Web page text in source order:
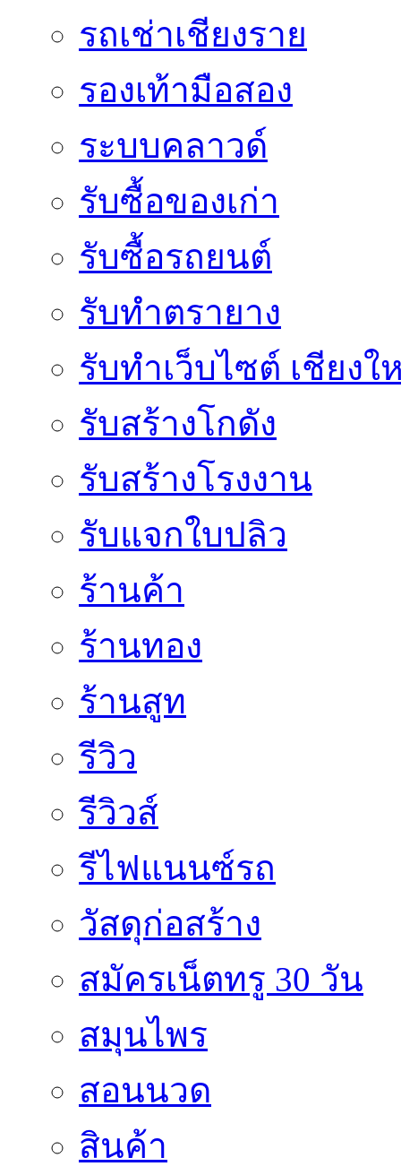
รถเช่าเชียงราย
รองเท้ามือสอง
ระบบคลาวด์
รับซื้อของเก่า
รับซื้อรถยนต์
รับทำตรายาง
รับทำเว็บไซต์ เชียงใ
รับสร้างโกดัง
รับสร้างโรงงาน
รับแจกใบปลิว
ร้านค้า
ร้านทอง
ร้านสูท
รีวิว
รีวิวส์
รีไฟแนนซ์รถ
วัสดุก่อสร้าง
สมัครเน็ตทรู 30 วัน
สมุนไพร
สอนนวด
สินค้า